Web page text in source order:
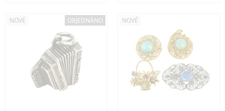
NOVÉ OBJEDNÁNO NOVÉ